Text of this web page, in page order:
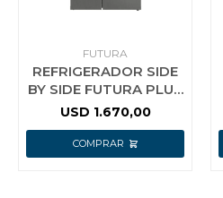
FUTURA
REFRIGERADOR SIDE
BY SIDE FUTURA PLUS
FUT-510SBS 489 LTS
USD 1.670,00